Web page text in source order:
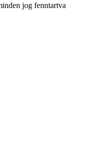
jog fenntartva